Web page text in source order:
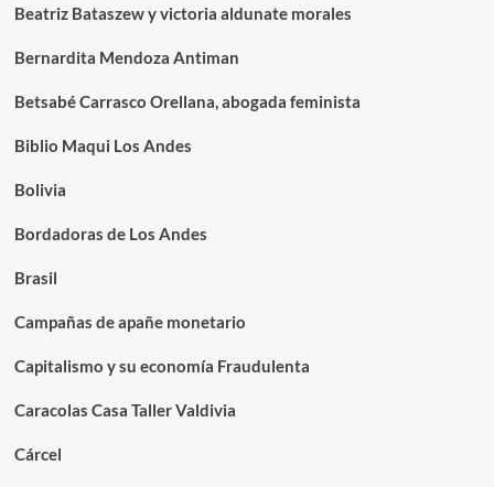
Beatriz Bataszew y victoria aldunate morales
Bernardita Mendoza Antiman
Betsabé Carrasco Orellana, abogada feminista
Biblio Maqui Los Andes
Bolivia
Bordadoras de Los Andes
Brasil
Campañas de apañe monetario
Capitalismo y su economía Fraudulenta
Caracolas Casa Taller Valdivia
Cárcel